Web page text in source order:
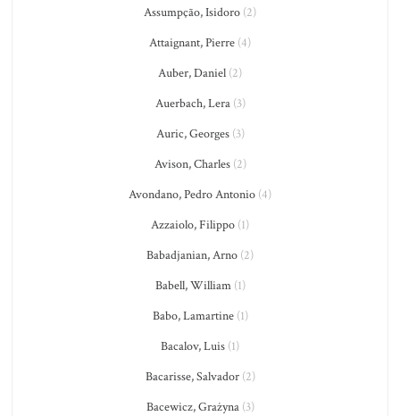
Assumpção, Isidoro (2)
Attaignant, Pierre (4)
Auber, Daniel (2)
Auerbach, Lera(3)
Auric, Georges(3)
Avison, Charles(2)
Avondano, Pedro Antonio (4)
Azzaiolo, Filippo (1)
Babadjanian, Arno (2)
Babell, William(1)
Babo, Lamartine(1)
Bacalov, Luis (1)
Bacarisse, Salvador(2)
Bacewicz, Grażyna(3)